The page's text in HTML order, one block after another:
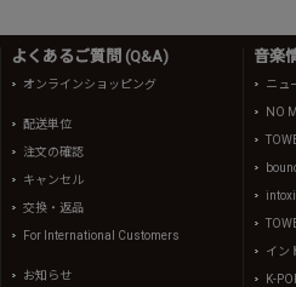
よくあるご質問 (Q&A)
オンラインショッピング
配送単位
注文の確認
キャンセル
交換・返品
For International Customers
お知らせ
音楽
ニュ
NO
イン
K-